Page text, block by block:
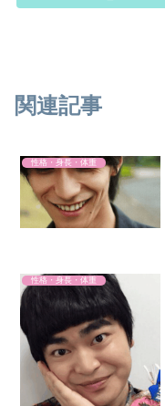
関連記事
性格・身長・体重
性格・身長・体重